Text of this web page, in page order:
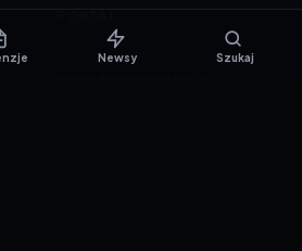
Informacje o ciasteczkach
Newsy Szukaj